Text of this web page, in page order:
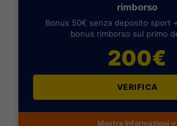
rimborso
Bonus 50€ senza deposito sport
bonus rimborso sul primo
200€
VERIFICA
Mostra Informazioni